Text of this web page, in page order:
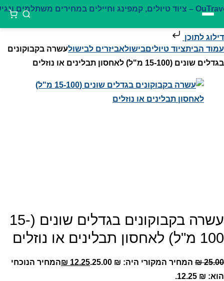
דילוג לתוכן
עמוד הביתציוד טיוליםבישולאביזרים לבישולעשרה בקבוקונים
בגדלים שונים (15-100 מ"ל) לאחסון תבלינים או נוזלים
עשרה בקבוקונים בגדלים שונים (15-
100 מ"ל) לאחסון תבלינים או נוזלים
₪25.00 המחיר המקורי היה: ₪ 25.00. ₪ 12.25
המחיר הנוכחי
הוא: ₪ 12.25.